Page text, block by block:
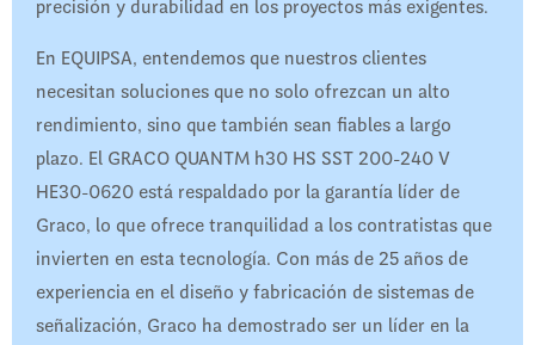
precisión y durabilidad en los proyectos más exigentes.
En EQUIPSA, entendemos que nuestros clientes
necesitan soluciones que no solo ofrezcan un alto
rendimiento, sino que también sean fiables a largo
plazo. El GRACO QUANTM h30 HS SST 200-240 V
HE30-0620 está respaldado por la garantía líder de
Graco, lo que ofrece tranquilidad a los contratistas que
invierten en esta tecnología. Con más de 25 años de
experiencia en el diseño y fabricación de sistemas de
señalización, Graco ha demostrado ser un líder en la